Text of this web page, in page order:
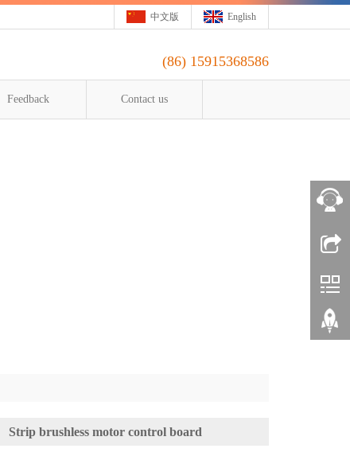
English
中文版
(86) 15915368586
Feedback Contact us
Strip brushless motor control board